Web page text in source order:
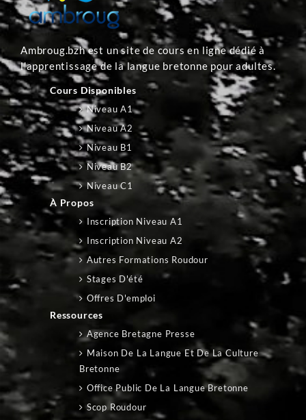
Ambroug.bzh est un site de cours en ligne dédié à
l'apprentissage de la langue bretonne pour adultes.
Cours Disponibles
Niveau A1
Niveau A2
Niveau B1
Niveau B2
Niveau C1
À Propos
Inscription Niveau A1
Inscription Niveau A2
Autres Formations Roudour
Stages D'été
Offres D'emploi
Ressources
Agence Bretagne Presse
Maison De La Langue Et De La Culture
Bretonne
Office Public De La Langue Bretonne
Scop Roudour